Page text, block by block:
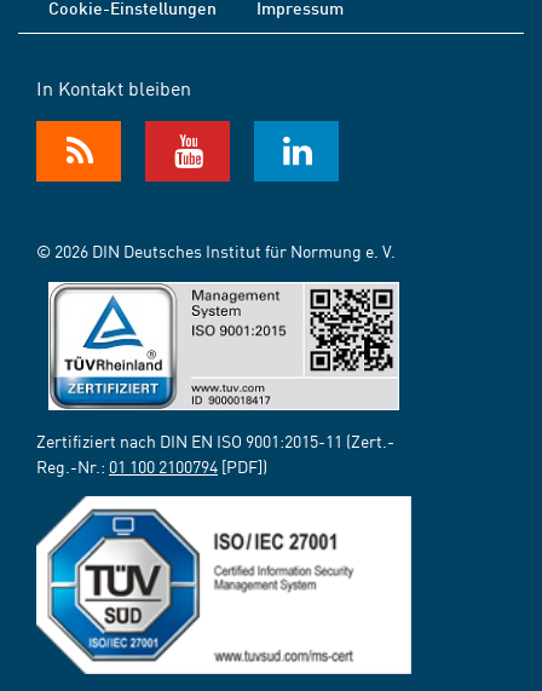
Cookie-Einstellungen
Impressum
In Kontakt bleiben
© 2026 DIN Deutsches Institut für Normung e. V.
Zertifiziert nach DIN EN ISO 9001:2015-11 (Zert.-
Reg.-Nr.: 01 100 2100794 [PDF])